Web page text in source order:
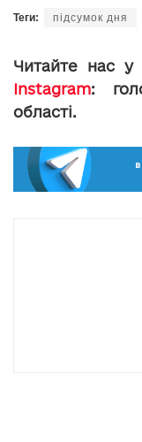
Теги: підсумок дня
Читайте нас у
Instagram:
області.